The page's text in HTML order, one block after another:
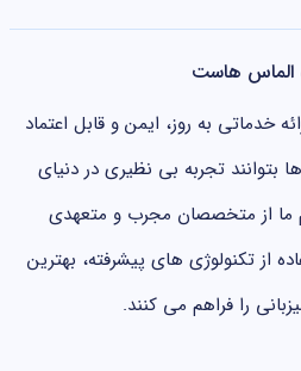
الماس هاست
خدماتی به روز، ایمن و قابل اعتماد
بتوانند تجربه بی نظیری در دنیای
ما از متخصصان مجرب و متعهدی
از تکنولوژی های پیشرفته، بهترین
را فراهم می کنند.